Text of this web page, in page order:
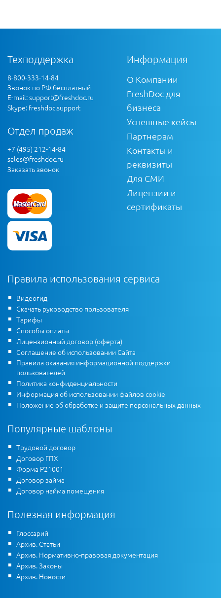
Техподдержка
8-800-333-14-84
Звонок по РФ бесплатный
E-mail:support@freshdoc.ru
Skype: freshdoc.support
Отдел продаж
+7 (495) 212-14-84
sales@freshdoc.ru
Заказать звонок
Информация
О Компании
FreshDoc для
бизнеса
Успешные кейсы
Партнерам
Контакты и
реквизиты
Для СМИ
Лицензии и
сертификаты
Правила использования сервиса
Видеогид
Скачать руководство пользователя
Тарифы
Способы оплаты
Лицензионный договор (оферта)
Соглашение об использовании Сайта
Правила оказания информационной поддержки
пользователей
Политика конфиденциальности
Информация об использовании файлов cookie
Положение об обработке и защите персональных данных
Популярные шаблоны
Трудовой договор
Договор ГПХ
Форма Р21001
Договор займа
Договор найма помещения
Полезная информация
Глоссарий
Архив. Статьи
Архив. Нормативно-правовая документация
Архив. Законы
Архив. Новости